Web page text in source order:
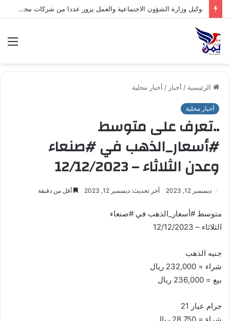
.وكيل وزارة الشؤون الاجتماعية والعمل يزور عددا من شركات مجموعة هائل سعيد أنعم وشركاه ويشيد بتجربتها المتقدمة في مجال السلامة والصحة المهنية*
الرئيسية / أخبار / أخبار محلية
أخبار محلية
..تعرف على متوسط
#أسعار_الذهب في #صنعاء
وعدن الثلاثاء – 12/12/2023
ديسمبر 12, 2023 آخر تحديث: ديسمبر 12, 2023 أقل من دقيقة
متوسط #أسعار_الذهب في #صنعاء
الثلاثاء – 12/12/2023
جنيه الذهب
شراء = 232,000 ريال
بيع = 236,000 ريال
جرام عيار 21